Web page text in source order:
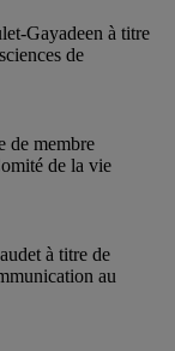
Gayadeen à titre
de
de membre
de la vie
à titre de
au